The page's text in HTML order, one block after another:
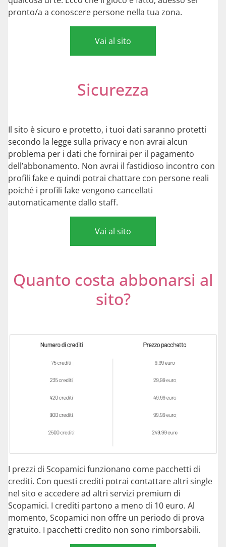
pronto/a a conoscere persone nella tua zona.
Vai al sito
Sicurezza
Il sito è sicuro e protetto, i tuoi dati saranno protetti
secondo la legge sulla privacy e non avrai alcun
problema per i dati che fornirai per il pagamento
dell’abbonamento. Non avrai il fastidioso incontro con
profili fake e quindi potrai chattare con persone reali
poiché i profili fake vengono cancellati
automaticamente dallo staff.
Vai al sito
Quanto costa abbonarsi al
sito?
I prezzi di Scopamici funzionano come pacchetti di
crediti. Con questi crediti potrai contattare altri single
nel sito e accedere ad altri servizi premium di
Scopamici. I crediti partono a meno di 10 euro. Al
momento, Scopamici non offre un periodo di prova
gratuito. I pacchetti credito non sono rimborsabili.